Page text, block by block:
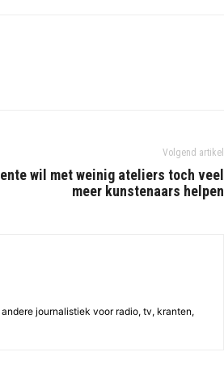
Volgend artikel
wil met weinig ateliers toch veel
meer kunstenaars helpen
journalistiek voor radio, tv, kranten,